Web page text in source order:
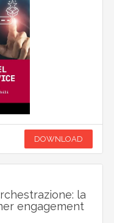
DOWNLOAD
la
engagement